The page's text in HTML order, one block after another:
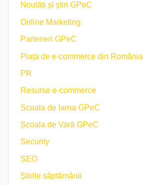
Noutăți și știri GPeC
Online Marketing
Parteneri GPeC
Piața de e-commerce din România
PR
Resurse e-commerce
Scoala de Iarna GPeC
Școala de Vară GPeC
Security
SEO
Știrile săptămânii